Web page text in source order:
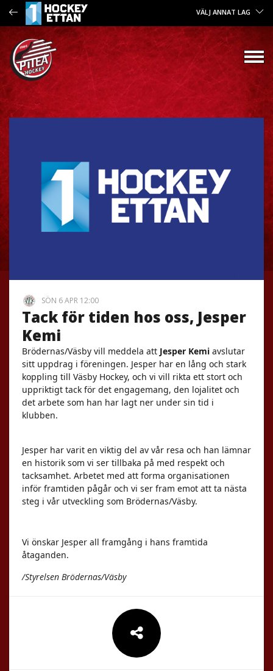
VÄLJ ANNAT LAG
SÖN 6 APR 12:00
Tack för tiden hos oss, Jesper
Kemi
Brödernas/Väsby vill meddela att Jesper Kemiavslutar
sitt uppdrag i föreningen. Jesper har en lång och stark
koppling till Väsby Hockey, och vi vill rikta ett stort och
uppriktigt tack för det engagemang, den lojalitet och
det arbete som han har lagt ner under sin tid i
klubben.
Jesper har varit en viktig del av vår resa och han lämnar
en historik som vi ser tillbaka på med respekt och
tacksamhet. Arbetet med att forma organisationen
inför framtiden pågår och vi ser fram emot att ta nästa
steg i vår utveckling som Brödernas/Väsby.
Vi önskar Jesper all framgång i hans framtida
åtaganden.
/Styrelsen Brödernas/Väsby